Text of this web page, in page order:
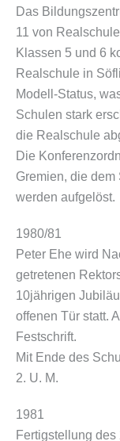
Das
11 von
Klassen 5 und 6
Realschule in
Modell-Status,
Schulen stark
die Realschule
Die
Gremien, die
werden aufgelöst.
1980/81
Peter Ehe wird
getretenen
10jährigen
offenen Tür statt.
Festschrift.
Mit Ende des
2. U. M.
1981
Fertigstellung